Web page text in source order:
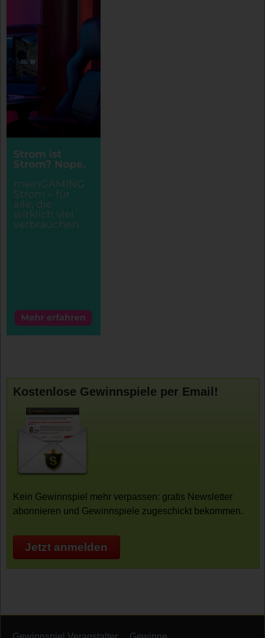
Kostenlose Gewinnspiele per Email!
Kein Gewinnspiel mehr verpassen: gratis Newsletter
abonnieren und Gewinnspiele zugeschickt bekommen.
Jetzt anmelden